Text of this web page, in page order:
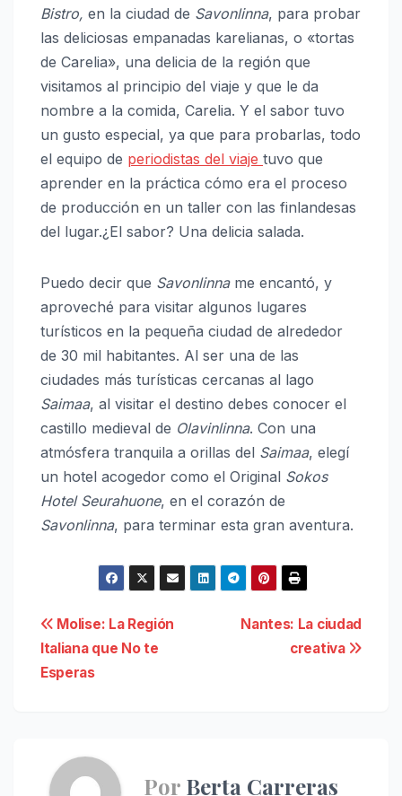
Bistro, en la ciudad de Savonlinna, para probar
las deliciosas empanadas karelianas, o «tortas
de Carelia», una delicia de la región que
visitamos al principio del viaje y que le da
nombre a la comida, Carelia. Y el sabor tuvo
un gusto especial, ya que para probarlas, todo
el equipo de periodistas del viaje tuvo que
aprender en la práctica cómo era el proceso
de producción en un taller con las finlandesas
del lugar.¿El sabor? Una delicia salada.
Puedo decir que Savonlinna me encantó, y
aproveché para visitar algunos lugares
turísticos en la pequeña ciudad de alrededor
de 30 mil habitantes. Al ser una de las
ciudades más turísticas cercanas al lago
Saimaa, al visitar el destino debes conocer el
castillo medieval de Olavinlinna. Con una
atmósfera tranquila a orillas del Saimaa, elegí
un hotel acogedor como el Original Sokos
Hotel Seurahuone, en el corazón de
Savonlinna, para terminar esta gran aventura.
Navegación
de
Nantes: La ciudad
creativa
Molise: La Región
Italiana que No te
Esperas
Por Berta Carreras